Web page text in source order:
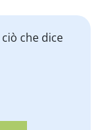
che dice